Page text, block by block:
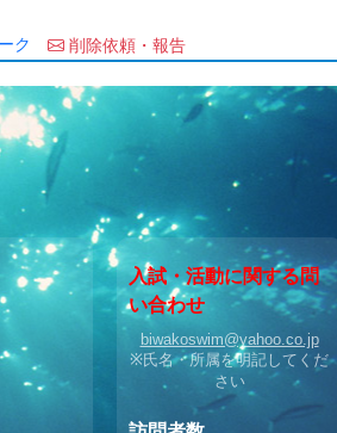
ク 削除依頼・報告